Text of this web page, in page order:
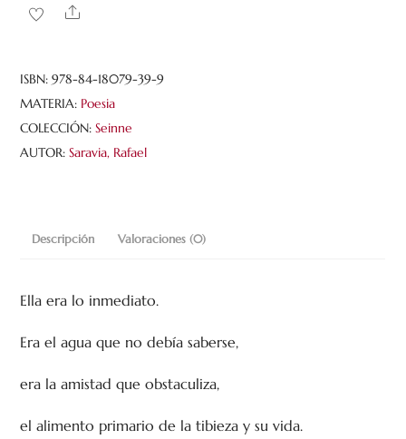
Share
ISBN:978-84-18079-39-9
MATERIA: Poesia
COLECCIÓN:Seinne
AUTOR:Saravia, Rafael
Descripción Valoraciones (0)
Ella era lo inmediato.
Era el agua que no debía saberse,
era la amistad que obstaculiza,
el alimento primario de la tibieza y su vida.